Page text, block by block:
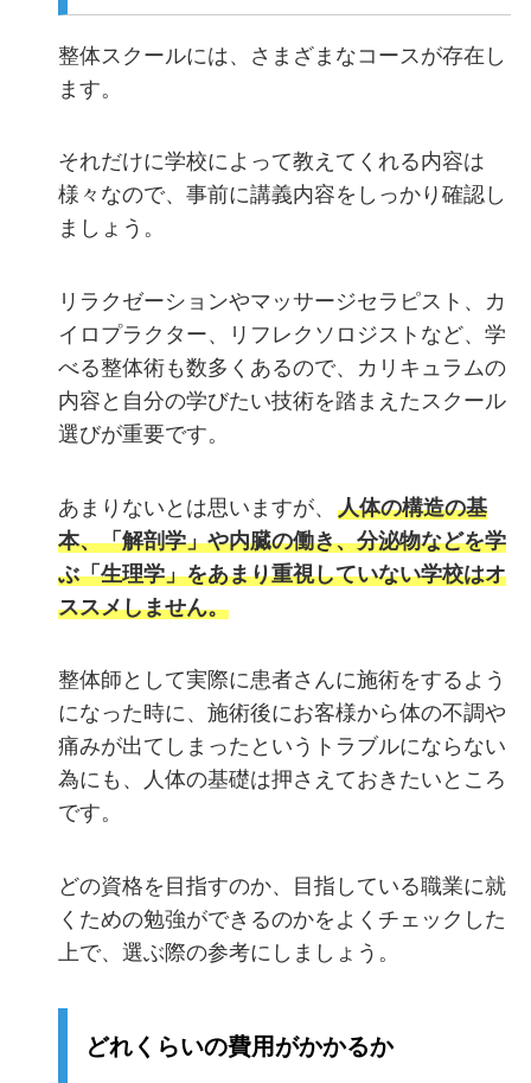
整体スクールには、さまざまなコースが存在し
ます。
それだけに学校によって教えてくれる内容は
様々なので、事前に講義内容をしっかり確認し
ましょう。
リラクゼーションやマッサージセラピスト、カ
イロプラクター、リフレクソロジストなど、学
べる整体術も数多くあるので、カリキュラムの
内容と自分の学びたい技術を踏まえたスクール
選びが重要です。
あまりないとは思いますが、 人体の構造の基
本、「解剖学」や内臓の働き、分泌物などを学
ぶ「生理学」をあまり重視していない学校はオ
ススメしません。
整体師として実際に患者さんに施術をするよう
になった時に、施術後にお客様から体の不調や
痛みが出てしまったというトラブルにならない
為にも、人体の基礎は押さえておきたいところ
です。
どの資格を目指すのか、目指している職業に就
くための勉強ができるのかをよくチェックした
上で、選ぶ際の参考にしましょう。
どれくらいの費用がかかるか